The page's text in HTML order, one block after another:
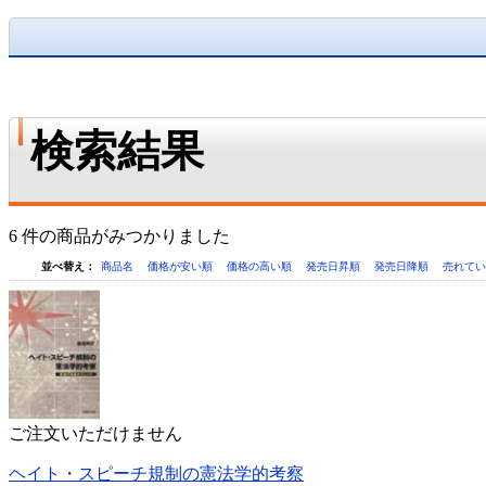
検索結果
6 件の商品がみつかりました
並べ替え： 商品名 価格が安い順 価格の高い順 発売日昇順 発売日降順 売れて
ご注文いただけません
ヘイト・スピーチ規制の憲法学的考察